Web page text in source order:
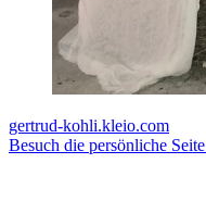
gertrud-kohli.kleio.com
Besuch die persönliche